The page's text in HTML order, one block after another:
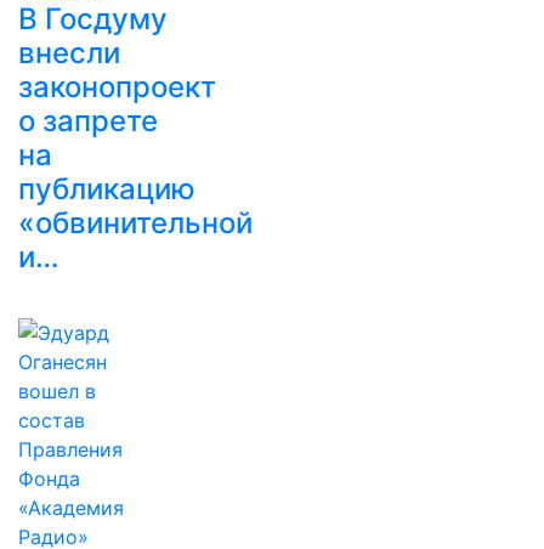
В Госдуму
внесли
законопроект
о запрете
на
публикацию
«обвинительной
и…